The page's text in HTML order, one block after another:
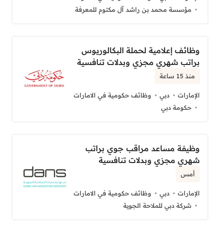
مؤسسة محمد بن راشد آل مكتوم للمعرفة
وظائف إعلامية لحملة البكالوريوس
براتب شهري مجزي وبدلات تنافسية
منذ 15 ساعة
الإمارات دبي
وظائف حكومية في الامارات
حكومة دبي
وظيفة مساعد مراقب جوي براتب
شهري مجزي وبدلات تنافسية
أمس
الإمارات دبي
وظائف حكومية في الامارات
شركة دبي للملاحة الجوية